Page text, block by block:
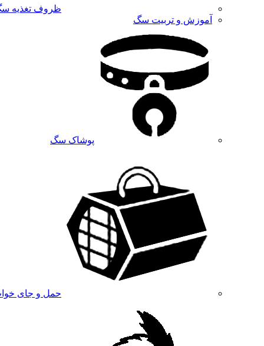
ظروف تغذیه
آموزش و تربیت سگ
پوشاک سگ
حمل و جای